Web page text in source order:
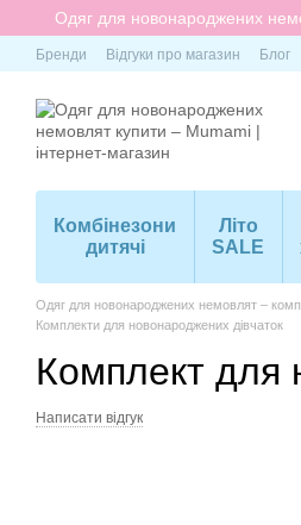
Перейти до основного контенту
Одяг для новонароджених
Бренди Відгуки про магазин Блог
Комбінезони
дитячі
Літо
SALE
Одяг для новонароджених немовлят –
Комплекти для новонароджених дівчаток
Комплект для
Написати відгук